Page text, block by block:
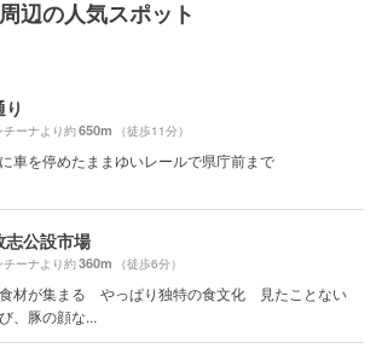
辺の人気スポット
チーナより約650m （徒歩11分）
車を停めたままゆいレールで県庁前まで
志公設市場
チーナより約360m （徒歩6分）
材が集まる やっぱり独特の食文化 見たことない
、豚の顔な...